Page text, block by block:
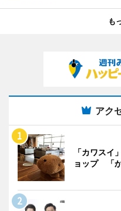
も
アク
「カワスイ
ョップ 「